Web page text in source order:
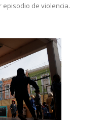
episodio de violencia.